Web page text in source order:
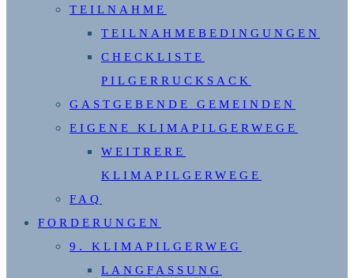
TEILNAHME
TEILNAHMEBEDINGUNGEN
CHECKLISTE
PILGERRUCKSACK
GASTGEBENDE GEMEINDEN
EIGENE KLIMAPILGERWEGE
WEITRERE
KLIMAPILGERWEGE
FAQ
FORDERUNGEN
9. KLIMAPILGERWEG
LANGFASSUNG